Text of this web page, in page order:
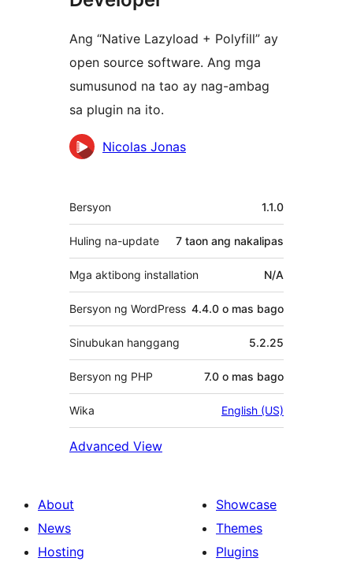
Ang “Native Lazyload + Polyfill” ay
open source software. Ang mga
sumusunod na tao ay nag-ambag
sa plugin na ito.
Mga Nicolas Jonas
Meta
Bersyon 1.1.0
Huling na-update 7 taon ang nakalipas
Mga aktibong installation N/A
Bersyon ng WordPress 4.4.0 o mas bago
Sinubukan hanggang 5.2.25
Bersyon ng PHP 7.0 o mas bago
Wika English (US)
Advanced View
About
News
Hosting
Showcase
Themes
Plugins